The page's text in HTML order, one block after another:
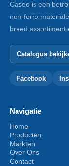
Caseo is een
non-ferro
breed assortiment
Catalogus
Facebook
Navigatie
Home
Producten
Markten
Over Ons
Contact